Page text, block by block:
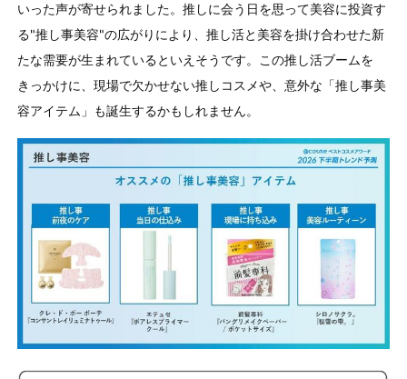
いった声が寄せられました。推しに会う日を思って美容に投資す
る"推し事美容"の広がりにより、推し活と美容を掛け合わせた新
たな需要が生まれているといえそうです。この推し活ブームを
きっかけに、現場で欠かせない推しコスメや、意外な「推し事美
容アイテム」も誕生するかもしれません。